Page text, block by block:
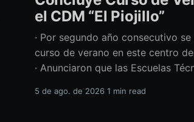
el CDM “El Piojillo”
· Por segundo año consecutivo
curso de verano en este centro
· Anunciaron que las Escuelas
actividades el próximo 24 de agosto Con
5 de ago. de 2026 1 min read